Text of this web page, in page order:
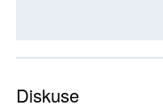
Diskuse